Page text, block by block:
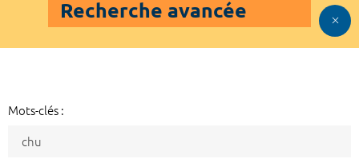
Recherche avancée
Mots-clés :